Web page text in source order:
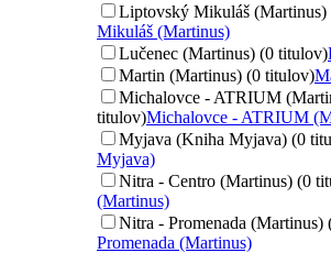
Liptovský Mikuláš
Mikuláš (Martinus)
Lučenec (Martinus) (0 titulov)
Martin (Martinus) (0 titulov)
Michalovce - ATRIUM
titulov)Michalovce - ATRIUM
Myjava (Kniha Myjava) (0
Myjava)
Nitra - Centro (Martinus) (0
(Martinus)
Nitra - Promenada (Martinus)
Promenada (Martinus)